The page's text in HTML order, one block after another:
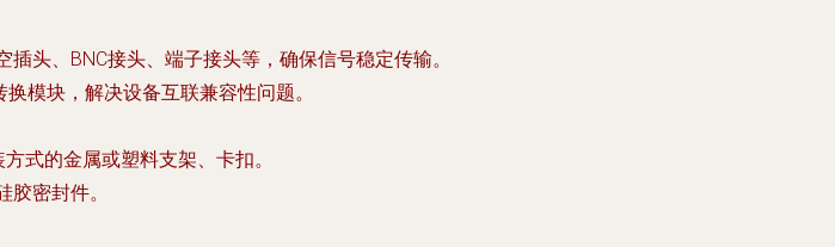
头、BNC接头、端子接头等，确保信号稳定传输。
模块，解决设备互联兼容性问题。
式的金属或塑料支架、卡扣。
密封件。